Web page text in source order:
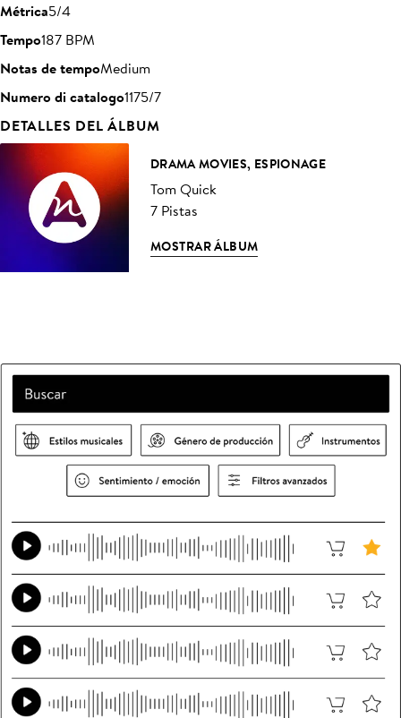
Métrica5/4
Tempo187 BPM
Notas de tempoMedium
Numero di catalogo1175/7
DETALLES DEL ÁLBUM
DRAMA MOVIES, ESPIONAGE
Tom Quick
7 Pistas
MOSTRAR ÁLBUM